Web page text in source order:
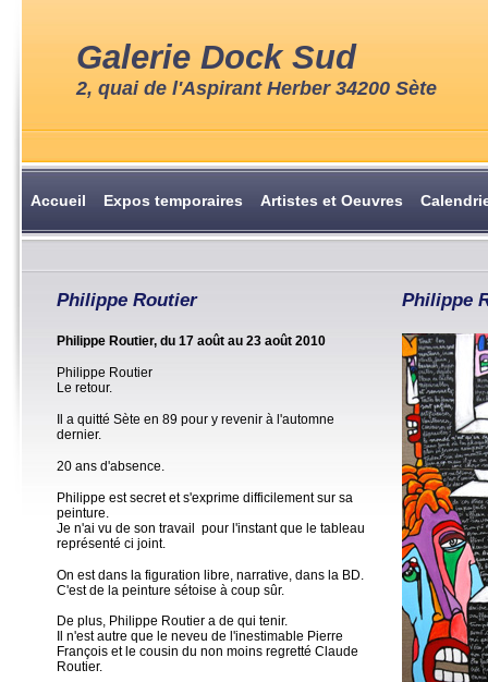
Galerie Dock Sud
2, quai de l'Aspirant Herber 34200 Sète
Accueil Expos temporaires Artistes et Oeuvres
Philippe Routier
Philippe Routier, du 17 août au 23 août 2010
Philippe Routier
Le retour.
Il a quitté Sète en 89 pour y revenir à l'automne
dernier.
20 ans d'absence.
Philippe est secret et s'exprime difficilement sur sa
peinture.
Je n'ai vu de son travail pour l'instant que le tableau
représenté ci joint.
On est dans la figuration libre, narrative, dans la BD.
C'est de la peinture sétoise à coup sûr.
De plus, Philippe Routier a de qui tenir.
Il n'est autre que le neveu de l'inestimable Pierre
François et le cousin du non moins regretté Claude
Routier.
Philippe